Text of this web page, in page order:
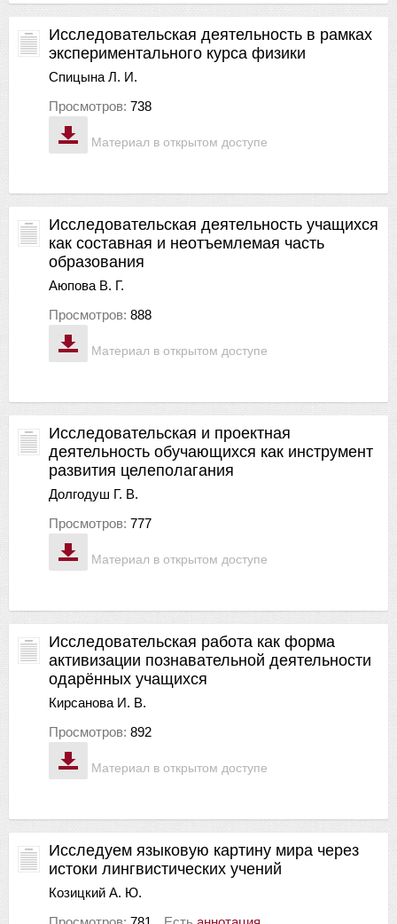
Материал в открытом доступе
Исследовательская деятельность в рамках
экспериментального курса физики
Спицына Л. И.
Просмотров: 738
Материал в открытом доступе
Исследовательская деятельность учащихся
как составная и неотъемлемая часть
образования
Аюпова В. Г.
Просмотров: 888
Материал в открытом доступе
Исследовательская и проектная
деятельность обучающихся как инструмент
развития целеполагания
Долгодуш Г. В.
Просмотров: 777
Материал в открытом доступе
Исследовательская работа как форма
активизации познавательной деятельности
одарённых учащихся
Кирсанова И. В.
Просмотров: 892
Исследуем языковую картину мира через
истоки лингвистических учений
Козицкий А. Ю.